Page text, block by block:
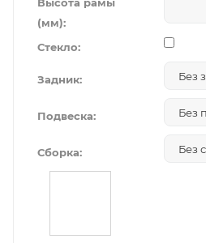
(мм):
Стекло:
Задник:
Подвеска:
Сборка: